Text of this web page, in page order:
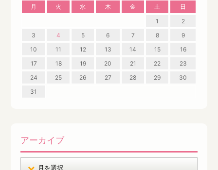
月 火 水 木 金 土
日
1
2
3
4 5 6 7 8
9
10
11 12 13 14 15
16
17
18 19 20 21 22
23
24
25 26 27 28 29
30
31
アーカイブ